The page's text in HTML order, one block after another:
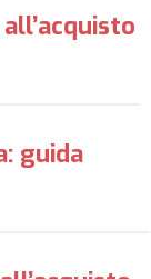
guida